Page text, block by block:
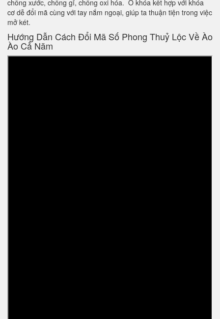
chống xước, chống gỉ, chống oxi hóa. Ổ khóa kết hợp với khóa
cơ dễ đổi mã cùng với tay nắm ngoại, giúp ta thuận tiện trong việc
mở két.
Hướng Dẫn Cách Đổi Mã Số Phong Thuỷ Lộc Về Ào
Ào Cả Năm